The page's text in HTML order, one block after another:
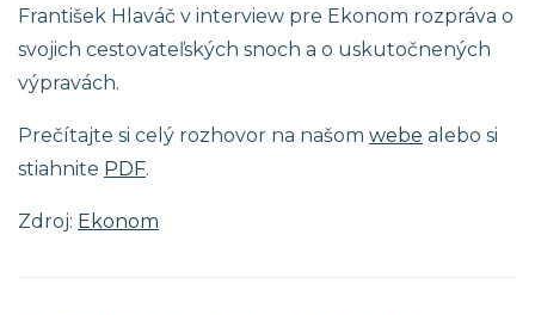
František Hlaváč v interview pre Ekonom rozpráva o
svojich cestovateľských snoch a o uskutočnených
výpravách.
Prečítajte si celý rozhovor na našom webe alebo si
stiahnite PDF.
Zdroj: Ekonom